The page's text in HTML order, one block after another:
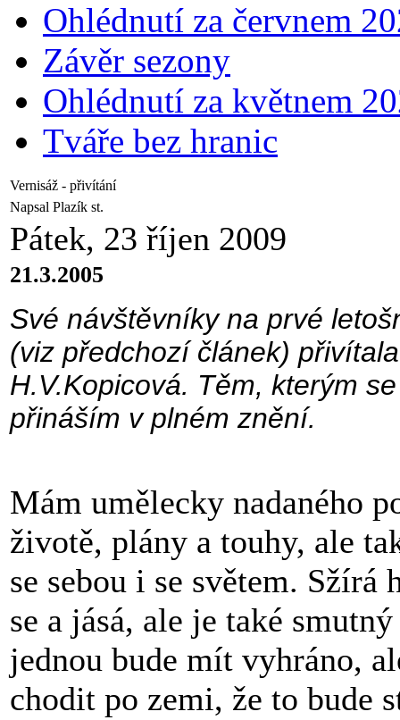
Ohlédnutí za červnem
Závěr sezony
Ohlédnutí za květnem
Tváře bez hranic
Vernisáž - přivítání
Napsal Plazík st.
Pátek, 23 říjen 2009
21.3.2005
Své návštěvníky na prvé
(viz předchozí článek)
H.V.Kopicová. Těm, kterým
přináším v plném znění.
Mám umělecky nadaného
životě, plány a touhy, ale
se sebou i se světem. Sžírá
se a jásá, ale je také
jednou bude mít vyhráno,
chodit po zemi, že to bude